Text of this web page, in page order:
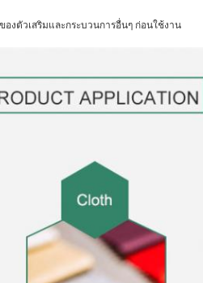
งตัวเสริมและกระบวนการอื่นๆ ก่อนใช้งาน